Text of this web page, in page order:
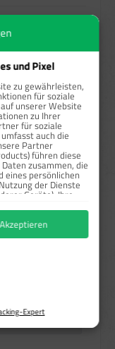
5,2x7,4 cm
Rollen
und Pixel
zu gewährleisten,
für soziale
unserer Website
zu Ihrer
für soziale
auch die
Partner
führen diese
zusammen, die
eines persönlichen
der Dienste
Geräte). Ihre
Button links
Werbung
Inhalte
Akzeptieren
Expert